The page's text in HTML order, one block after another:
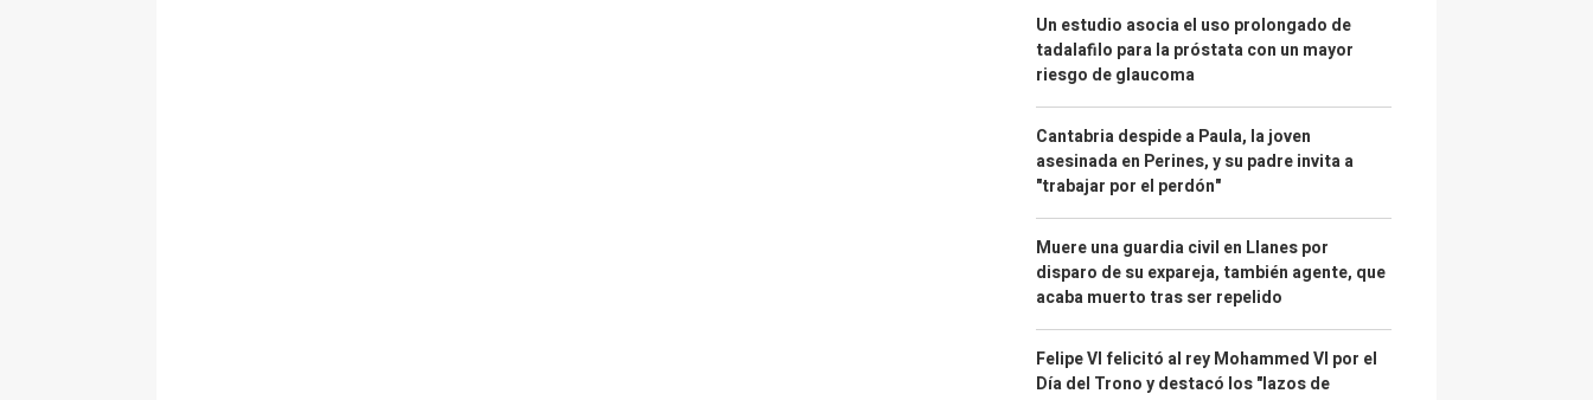
Un estudio asocia el uso prolongado de
tadalafilo para la próstata con un mayor
riesgo de glaucoma
Cantabria despide a Paula, la joven
asesinada en Perines, y su padre invita a
"trabajar por el perdón"
Muere una guardia civil en Llanes por
disparo de su expareja, también agente, que
acaba muerto tras ser repelido
Felipe VI felicitó al rey Mohammed VI por el
Día del Trono y destacó los "lazos de